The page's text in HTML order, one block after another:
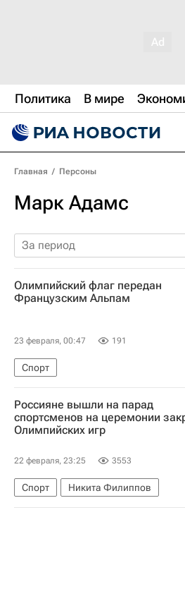
Политика В мире
Главная / Персоны
Марк Адамс
За период
Олимпийский флаг передан
Французским Альпам
23 февраля, 00:47 191
Спорт
Международный олимпийский
Зимние Олимпийские игры 2026
Россияне вышли на парад
спортсменов на церемонии
Олимпийских игр
22 февраля, 23:25 3553
Спорт
Никита Филиппов
Аделия Петросян
Дарья